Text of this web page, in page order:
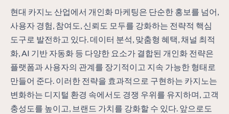
현대 카지노 산업에서 개인화 마케팅은 단순한 홍보를 넘어,
사용자 경험, 참여도, 신뢰도 모두를 강화하는 전략적 핵심
도구로 발전하고 있다. 데이터 분석, 맞춤형 혜택, 채널 최적
화, AI 기반 자동화 등 다양한 요소가 결합된 개인화 전략은
플랫폼과 사용자의 관계를 장기적이고 지속 가능한 형태로
만들어 준다. 이러한 전략을 효과적으로 구현하는 카지노는
변화하는 디지털 환경 속에서도 경쟁 우위를 유지하며, 고객
충성도를 높이고, 브랜드 가치를 강화할 수 있다. 앞으로도